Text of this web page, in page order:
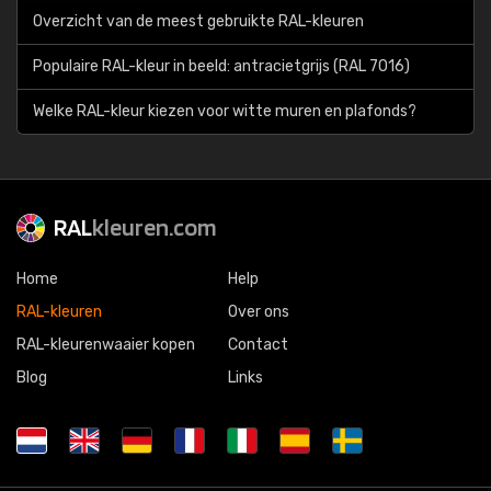
Overzicht van de meest gebruikte RAL-kleuren
Populaire RAL-kleur in beeld: antracietgrijs (RAL 7016)
Welke RAL-kleur kiezen voor witte muren en plafonds?
RALkleuren.com
Home
RAL-kleuren
RAL-kleurenwaaier kopen
Blog
Help
Over ons
Contact
Links